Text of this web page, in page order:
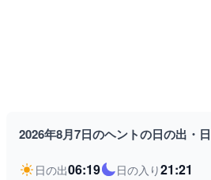
2026年8月7日のヘントの日の出・
日の出06:19 日の入り21:21